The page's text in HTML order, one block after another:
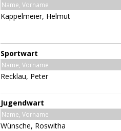
Name, Vorname
Kappelmeier, Helmut
Sportwart
Name, Vorname
Recklau, Peter
Jugendwart
Name, Vorname
Wünsche, Roswitha